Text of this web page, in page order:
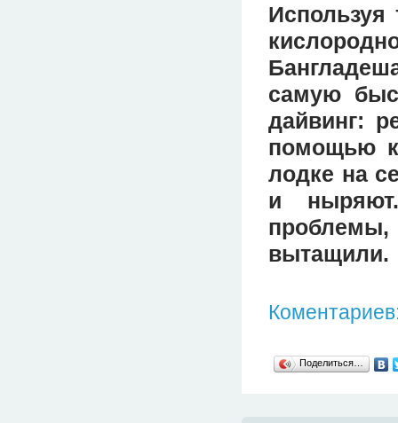
Используя
самую
дайвинг:
помощью
лодке на
и
вытащили.
Поделиться…